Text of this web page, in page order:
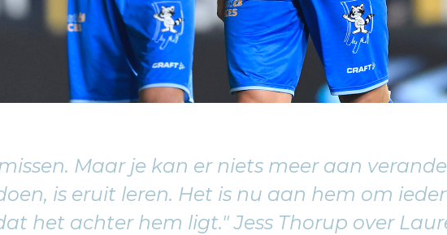
Maar je kan er niets meer aan
is eruit leren. Het is nu aan hem om
het achter hem ligt." Jess Thorup over